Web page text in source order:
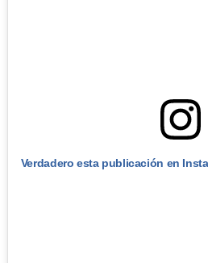
Verdadero esta publicación en